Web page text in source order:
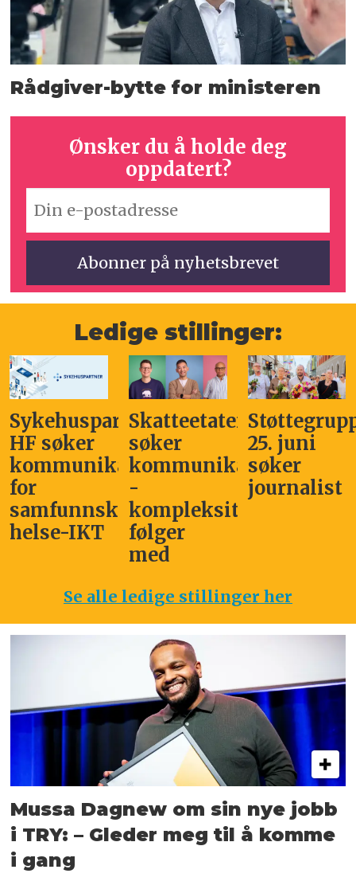
Rådgiver-bytte for ministeren
Ønsker du å holde deg
oppdatert?
Ledige stillinger:
Støttegruppa
25. juni
søker
journalist
Klimaetaten
søker
kanaler
og
markedsføring
Sana
Pharma
Medical
søker
Se alle ledige stillinger her
Mussa Dagnew om sin nye jobb
i TRY: – Gleder meg til å komme
i gang